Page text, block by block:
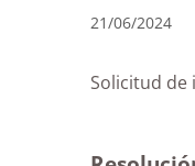
21/06/2024
Solicitud